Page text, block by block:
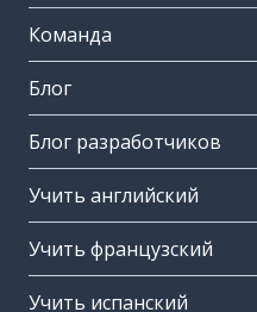
Команда
Блог
Блог разработчиков
Учить английский
Учить французский
Учить испанский